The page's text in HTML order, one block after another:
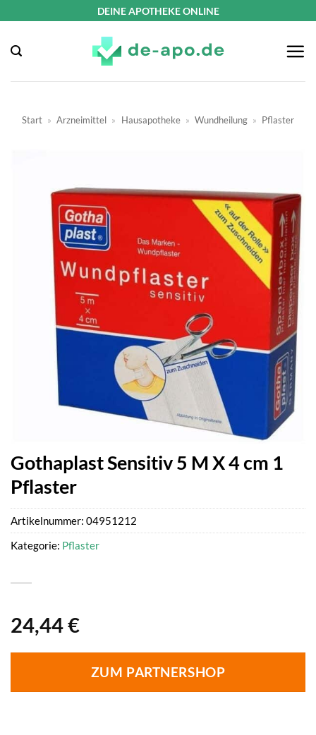
springen
DEINE APOTHEKE ONLINE
Start » Arzneimittel » Hausapotheke » Wundheilung » Pflaster
Gothaplast Sensitiv 5 M X 4 cm 1
Pflaster
24,44€
ZUM PARTNERSHOP
Artikelnummer: 04951212
Kategorie: Pflaster